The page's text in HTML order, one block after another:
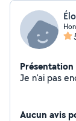
Présentation
Aucun avis